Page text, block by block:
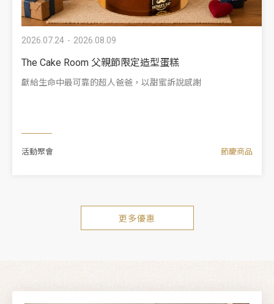
2026.07.24 2026.08.09
The Cake Room 父親節限定造型蛋糕
獻給生命中最可靠的超人爸爸，以甜蜜訴說感謝
活動聚會 節慶商品
更多優惠